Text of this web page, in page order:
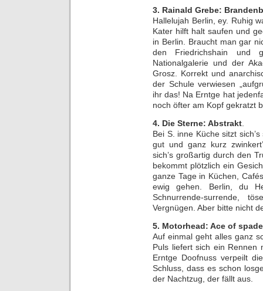
3. Rainald Grebe:
Hallelujah Berlin, ey. Ruhig
Kater hilft halt saufen und
in Berlin. Braucht man gar
den Friedrichshain und
Nationalgalerie und der
Grosz. Korrekt und
der Schule verwiesen
ihr das! Na Erntge hat
noch öfter am Kopf gekratzt
4. Die Sterne: Abstrakt
Bei S. inne Küche sitzt
gut und ganz kurz
sich’s großartig durch den
bekommt plötzlich ein
ganze Tage in Küchen,
ewig gehen. Berlin, du
Schnurrende-surrende,
Vergnügen. Aber bitte nicht
5. Motorhead: Ace of
Auf einmal geht alles ganz
Puls liefert sich ein Rennen
Erntge Doofnuss verpeilt
Schluss, dass es schon
der Nachtzug, der fällt aus.